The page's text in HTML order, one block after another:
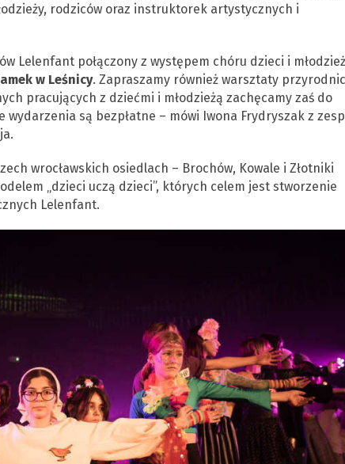
rodziców oraz instruktorek artystycznych i
Lelenfant połączony z występem chóru dzieci i
w Leśnicy. Zapraszamy również warsztaty
pracujących z dziećmi i młodzieżą zachęcamy zaś do
są bezpłatne – mówi Iwona Frydryszak z
wrocławskich osiedlach – Brochów, Kowale i Złotniki
„dzieci uczą dzieci”, których celem jest stworzenie
Lelenfant.